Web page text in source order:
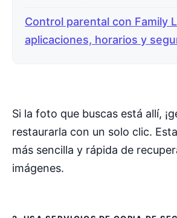
Control parental con Family
aplicaciones, horarios y
Si la foto que buscas está allí,
restaurarla con un solo clic.
más sencilla y rápida de
imágenes.